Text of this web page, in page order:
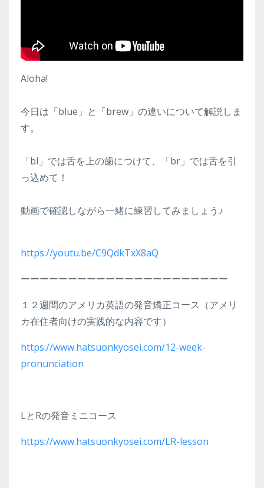
Aloha!
今日は「blue」と「brew」の違いについて解説しま
す。
「bl」では舌を上の歯につけて、「br」では舌を引
っ込めて！
動画で確認しながら一緒に練習してみましょう♪
https://youtu.be/C9QdkTxX8aQ
ーーーーーーーーーーーーーーーーーーーーーー
１２週間のアメリカ英語の発音矯正コース（アメリ
カ在住者向けの実践的な内容です）
https://www.hatsuonkyosei.com/12-week-
pronunciation
LとRの発音ミニコース
https://www.hatsuonkyosei.com/LR-lesson